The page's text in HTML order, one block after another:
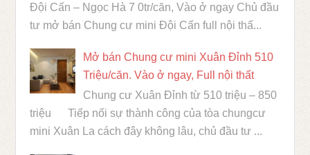
Đội Cấn – Ngọc Hà 7 0tr/căn, Vào ở ngay Chủ đầu
tư mở bán Chung cư mini Đội Cấn full nội thấ...
Mở bán Chung cư mini Xuân Đỉnh 510
Triệu/căn. Vào ở ngay, Full nội thất
Chung cư Xuân Đỉnh từ 510 triệu – 850
triệu Tiếp nối sự thành công của tòa chungcư
mini Xuân La cách đây không lâu, chủ đầu tư ...